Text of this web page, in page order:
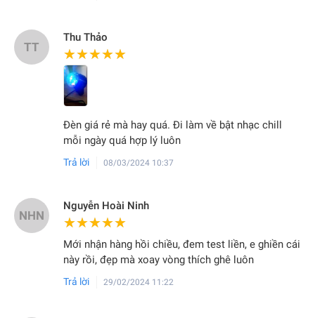
TT
Thu Thảo
★★★★★
★★★★★
Đèn giá rẻ mà hay quá. Đi làm về bật nhạc chill
mỗi ngày quá hợp lý luôn
Trả lời 08/03/2024 10:37
NHN
Nguyễn Hoài Ninh
★★★★★
★★★★★
Mới nhận hàng hồi chiều, đem test liền, e ghiền cái
này rồi, đẹp mà xoay vòng thích ghê luôn
Trả lời 29/02/2024 11:22